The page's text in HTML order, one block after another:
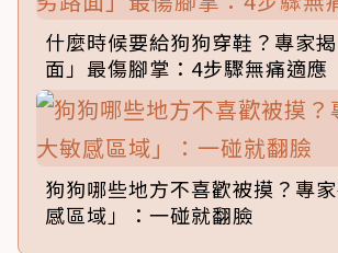
什麼時候要給狗狗穿鞋？專家
面」最傷腳掌：4步驟無痛適應
狗狗哪些地方不喜歡被摸？專
感區域」：一碰就翻臉